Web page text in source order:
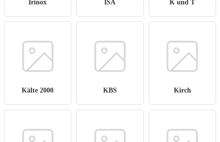
Irinox ISA K und T
Kälte 2000 KBS Kirch